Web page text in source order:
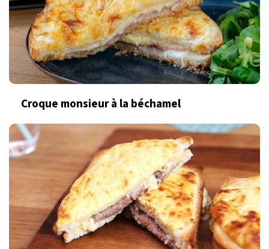
Croque monsieur à la béchamel